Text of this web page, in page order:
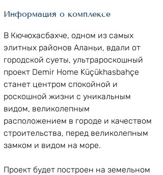
Информация о комплексе
В Кючюхасбахче, одном из самых
элитных районов Аланьи, вдали от
городской суеты, ультрароскошный
проект Demir Home Küçükhasbahçe
станет центром спокойной и
роскошной жизни с уникальным
видом, великолепным
расположением в городе и качеством
строительства, перед великолепным
замком и видом на море.
Проект будет построен на земельном